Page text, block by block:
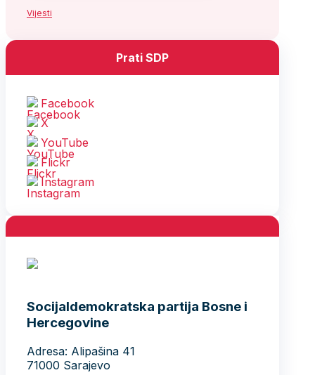
Vijesti
Prati SDP
Facebook
X
YouTube
Flickr
Instagram
Socijaldemokratska partija Bosne i
Hercegovine
Adresa: Alipašina 41
71000 Sarajevo